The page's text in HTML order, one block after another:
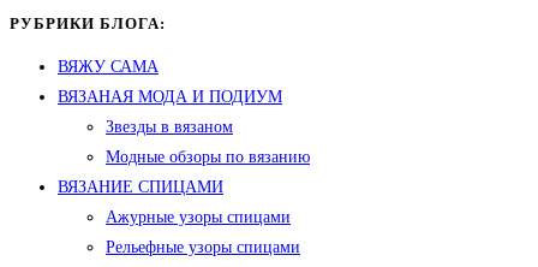
РУБРИКИ БЛОГА:
ВЯЖУ САМА
ВЯЗАНАЯ МОДА И ПОДИУМ
Звезды в вязаном
Модные обзоры по вязанию
ВЯЗАНИЕ СПИЦАМИ
Ажурные узоры спицами
Рельефные узоры спицами